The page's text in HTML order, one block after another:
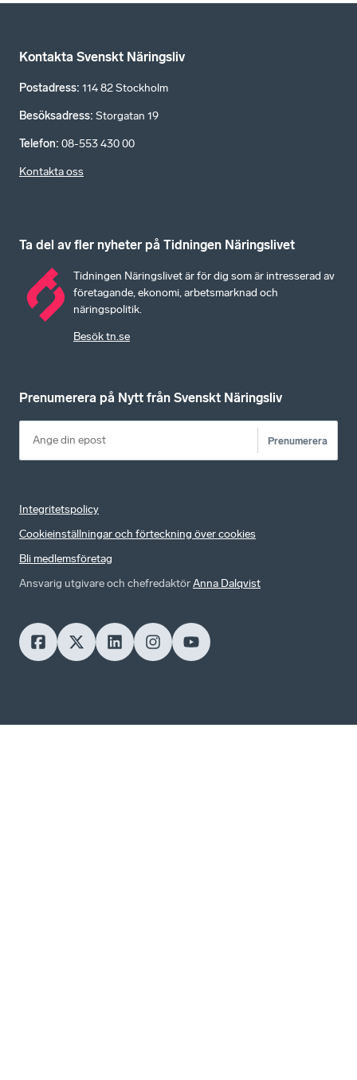
Kontakta Svenskt Näringsliv
Postadress: 114 82 Stockholm
Besöksadress: Storgatan 19
Telefon: 08-553 430 00
Kontakta oss
Ta del av fler nyheter på Tidningen Näringslivet
Tidningen Näringslivet är för dig som är intresserad av
företagande, ekonomi, arbetsmarknad och
näringspolitik.
Besök tn.se
Prenumerera på Nytt från Svenskt Näringsliv
Prenumerera
Integritetspolicy
Cookieinställningar och förteckning över cookies
Bli medlemsföretag
Ansvarig utgivare och chefredaktörAnna Dalqvist